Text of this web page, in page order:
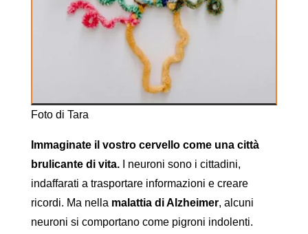
Foto di Tara
Immaginate il vostro cervello come una città
brulicante di vita.I neuroni sono i cittadini,
indaffarati a trasportare informazioni e creare
ricordi. Ma nella malattia di Alzheimer, alcuni
neuroni si comportano come pigroni indolenti.